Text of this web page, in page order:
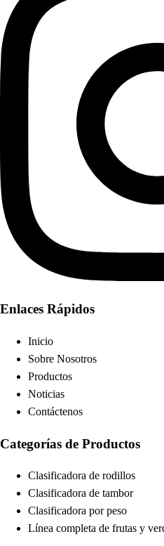
Enlaces Rápidos
Inicio
Sobre Nosotros
Productos
Noticias
Contáctenos
Categorías de Productos
Clasificadora de rodillos
Clasificadora de tambor
Clasificadora por peso
Línea completa de frutas y